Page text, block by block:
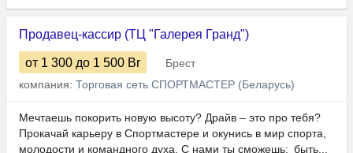
Продавец-кассир (ТЦ "Галерея Гранд")
от 1 300 до 1 500 Br
Брест
компания: Торговая сеть СПОРТМАСТЕР (Беларусь)
Мечтаешь покорить новую высоту? Драйв – это про тебя?
Прокачай карьеру в Спортмастере и окунись в мир спорта,
молодости и командного духа. С нами ты сможешь: быть...